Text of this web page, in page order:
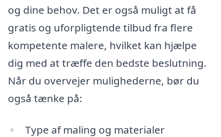
og dine behov. Det er også muligt at få
gratis og uforpligtende tilbud fra flere
kompetente malere, hvilket kan hjælpe
dig med at træffe den bedste beslutning.
Når du overvejer mulighederne, bør du
også tænke på:
Type af maling og materialer